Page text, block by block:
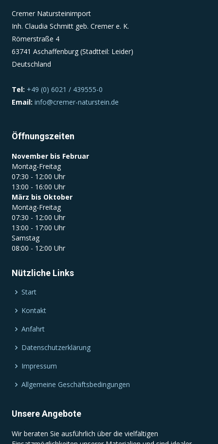
Cremer Natursteinimport
Inh. Claudia Schmitt geb. Cremer e. K.
Römerstraße 4
63741 Aschaffenburg (Stadtteil: Leider)
Deutschland
Tel: +49 (0) 6021 / 439555-0
Email: info@cremer-naturstein.de
Öffnungszeiten
November bis Februar
Montag-Freitag
07:30 - 12:00 Uhr
13:00 - 16:00 Uhr
März bis Oktober
Montag-Freitag
07:30 - 12:00 Uhr
13:00 - 17:00 Uhr
Samstag
08:00 - 12:00 Uhr
Nützliche Links
Start
Kontakt
Anfahrt
Datenschutzerklärung
Impressum
Allgemeine Geschäftsbedingungen
Unsere Angebote
Wir beraten Sie ausführlich über die vielfältigen
Einverständnis-Cookie
Name:
cookie_consent
Dieser Cookie speichert die ausgewählten
Einverständnis-Optionen des Benutzers